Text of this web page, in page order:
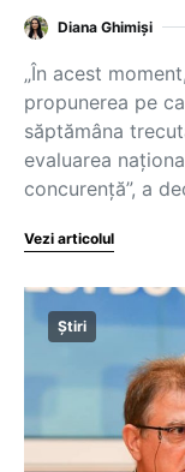
Diana Ghimiși
„În acest
propunerea pe
săptămâna
evaluarea
concurență”, a
Vezi articolul
Știri